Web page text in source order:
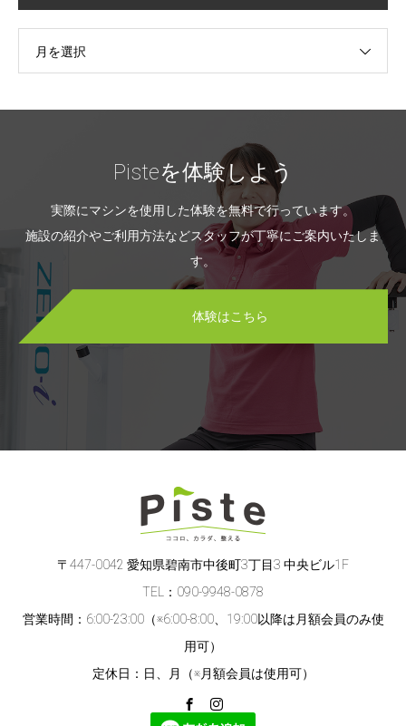
月を選択
Pisteを体験しよう
実際にマシンを使用した体験を無料で行っています。
施設の紹介やご利用方法などスタッフが丁寧にご案内いたしま
す。
体験はこちら
〒447-0042 愛知県碧南市中後町3丁目3 中央ビル1F
TEL：090-9948-0878
営業時間：6:00-23:00（※6:00-8:00、19:00以降は月額会員のみ使
用可）
定休日：日、月（※月額会員は使用可）